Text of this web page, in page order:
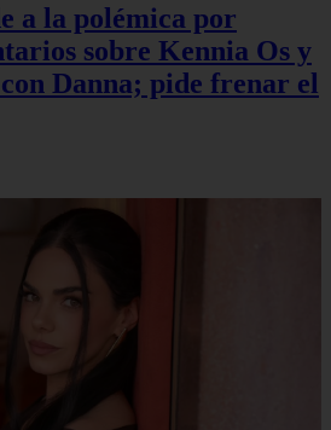
a la polémica por
sobre Kennia Os y
Danna; pide frenar el